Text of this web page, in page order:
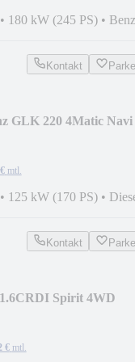
• 180 kW (245 PS) •
Kontakt
GLK 220 4Matic Navi
mtl.
• 125 kW (170 PS) •
Kontakt
Spirit 4WD
€ mtl.